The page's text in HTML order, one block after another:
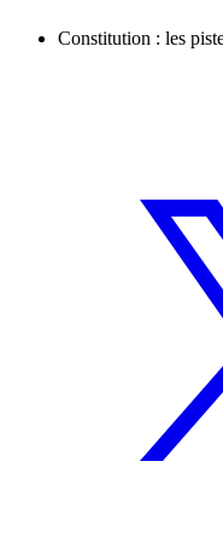
Constitution : les